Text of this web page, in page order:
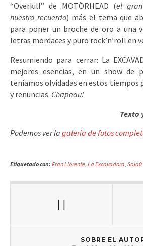
“Overkill” de MOTÖRHEAD (el
nuestro recuerdo) más el tema que
para poner un broche de oro a una
letras mordaces y puro rock’n’roll en
Resumiendo para cerrar: La
mejores esencias, en un show de
teníamos olvidadas en estos tiempos
y renuncias. Chapeau!
Texto
Podemos ver la galería de fotos
Etiquetado con: Fran Llorente, La Excavadora, Sala0
SOBRE EL